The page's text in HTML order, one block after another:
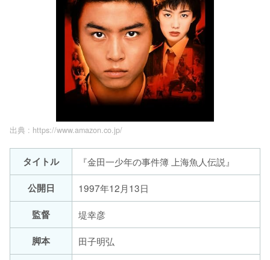
出典 : https://www.amazon.co.jp/
タイトル
『金田一少年の事件簿 上海魚人伝説』
公開日
1997年12月13日
監督
堤幸彦
脚本
田子明弘